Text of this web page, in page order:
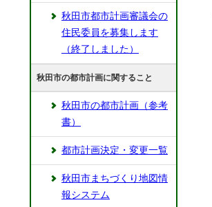
秋田市都市計画審議会の
住民委員を募集します
（終了しました）
秋田市の都市計画に関すること
秋田市の都市計画（参考
書）
都市計画決定・変更一覧
秋田市まちづくり地図情
報システム